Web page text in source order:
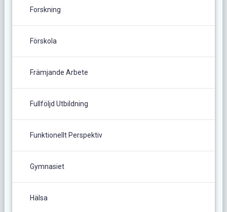
Forskning
Förskola
Främjande Arbete
Fullföljd Utbildning
Funktionellt Perspektiv
Gymnasiet
Hälsa